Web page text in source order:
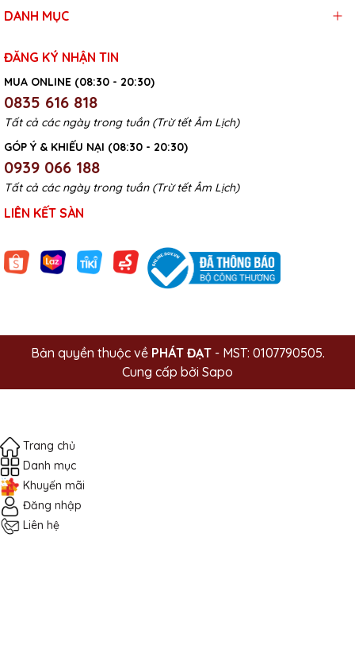
DANH MỤC
ĐĂNG KÝ NHẬN TIN
MUA ONLINE (08:30 - 20:30)
0835 616 818
Tất cả các ngày trong tuần (Trừ tết Âm Lịch)
GÓP Ý & KHIẾU NẠI (08:30 - 20:30)
0939 066 188
Tất cả các ngày trong tuần (Trừ tết Âm Lịch)
LIÊN KẾT SÀN
Bản quyền thuộc về PHÁT ĐẠT- MST: 0107790505.
Cung cấp bởi Sapo
Trang chủ
Danh mục
Khuyến mãi
Đăng nhập
Liên hệ